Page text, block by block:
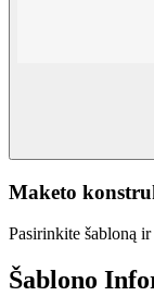
Maketo
Pasirinkite šabloną
Šablono